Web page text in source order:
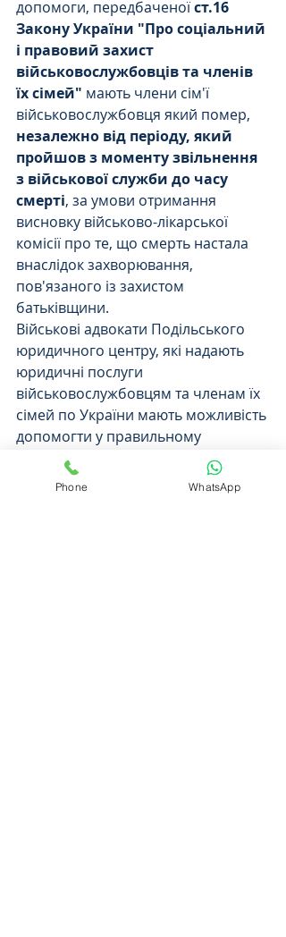
допомоги, передбаченої ст.16
Закону України "Про соціальний
і правовий захист
військовослужбовців та членів
їх сімей" мають члени сім'ї
військовослужбовця який помер,
незалежно від періоду, який
пройшов з моменту звільнення
з військової служби до часу
смерті, за умови отримання
висновку військово-лікарської
комісії про те, що смерть настала
внаслідок захворювання,
пов'язаного із захистом
батьківщини.
Військові адвокати Подільського
юридичного центру, які надають
юридичні послуги
військовослужбовцям та членам їх
сімей по України мають можливість
допомогти у правильному
оформленні усіх документів та
здійснити юридичний супровід
Phone WhatsApp